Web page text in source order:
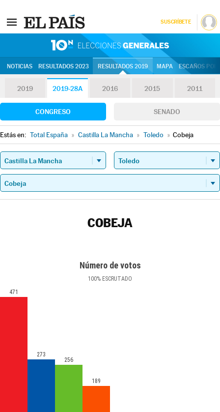
SUSCRÍBETE
NOTICIAS RESULTADOS 2023 RESULTADOS 2019 MAPA ESCAÑOS
2019 2019-28A 2016 2015 2011
CONGRESO SENADO
Estás en: Total España » Castilla La Mancha » Toledo » Cobeja
COBEJA
Número de votos
100% ESCRUTADO
471
273
256
189